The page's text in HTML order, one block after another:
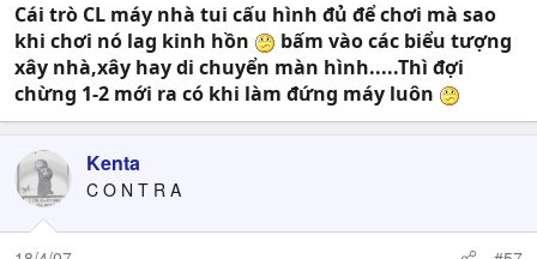
Cái trò CL máy nhà tui cấu hình đủ để chơi mà sao
khi chơi nó lag kinh hồn
bấm vào các biểu tượng
xây nhà,xây hay di chuyển màn hình.....Thì đợi
chừng 1-2 mới ra có khi làm đứng máy luôn
Kenta
C O N T R A